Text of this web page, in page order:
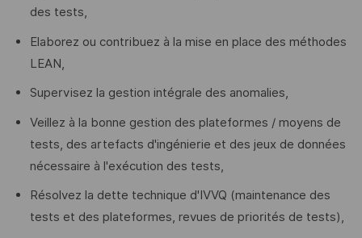
des tests,
Elaborez ou contribuez à la mise en place des méthodes
LEAN,
Supervisez la gestion intégrale des anomalies,
Veillez à la bonne gestion des plateformes / moyens de
tests, des artefacts d'ingénierie et des jeux de données
nécessaire à l'exécution des tests,
Résolvez la dette technique d'IVVQ (maintenance des
tests et des plateformes, revues de priorités de tests),